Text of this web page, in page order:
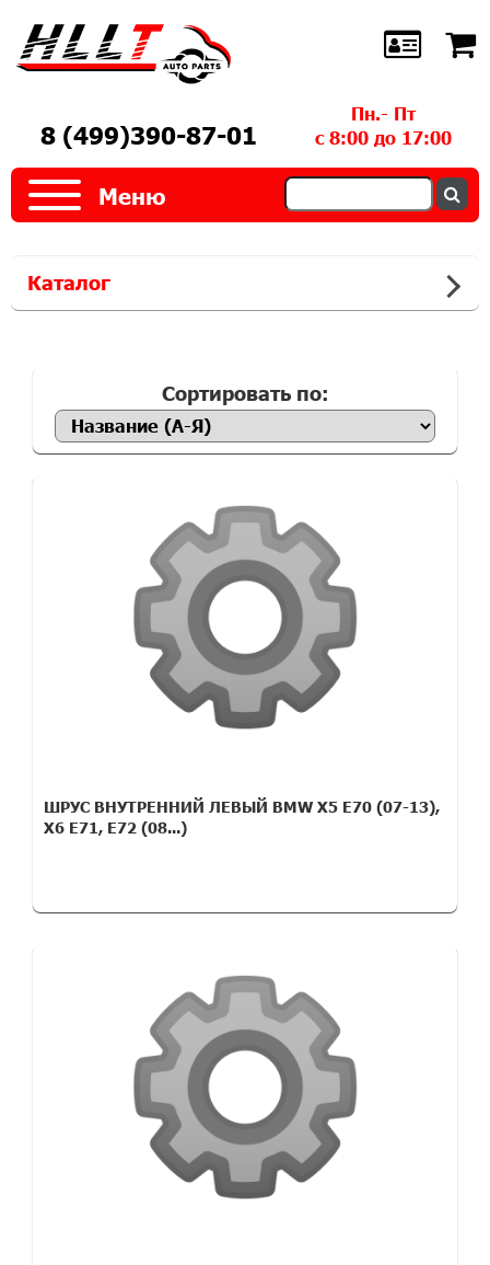
8 (499)390-87-01
Пн.- Пт
с 8:00 до 17:00
Меню
Каталог
Сортировать по:
ШРУС ВНУТРЕННИЙ ЛЕВЫЙ BMW X5 E70 (07-13),
X6 E71, E72 (08...)